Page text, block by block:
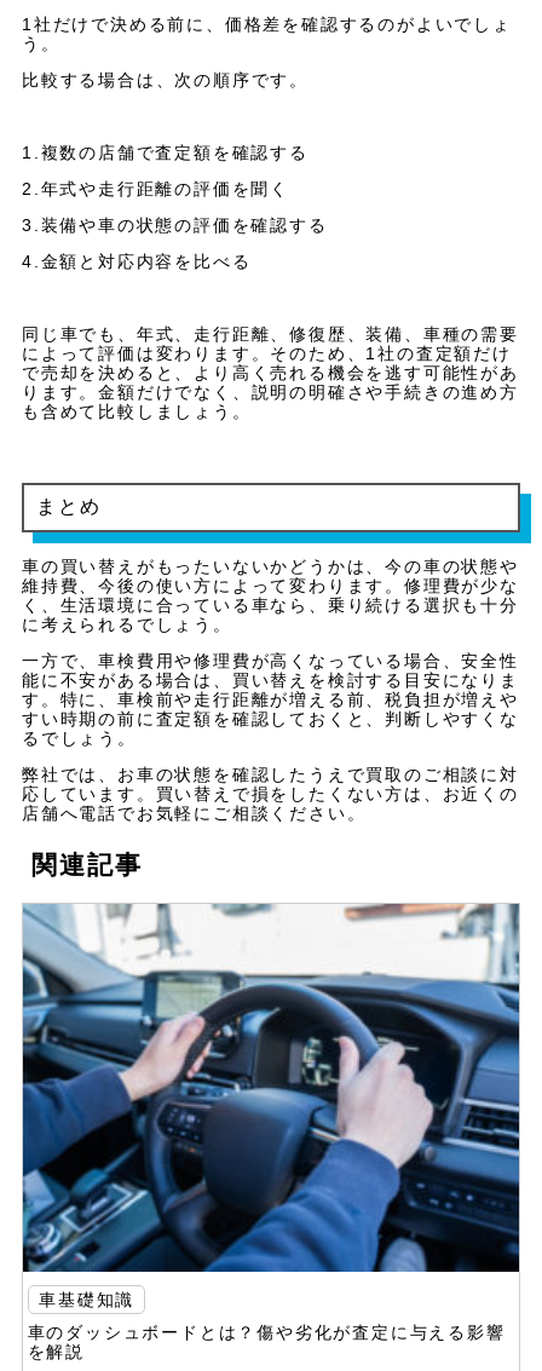
1社だけで決める前に、価格差を確認するのがよいでしょ
う。
比較する場合は、次の順序です。
1.複数の店舗で査定額を確認する
2.年式や走行距離の評価を聞く
3.装備や車の状態の評価を確認する
4.金額と対応内容を比べる
同じ車でも、年式、走行距離、修復歴、装備、車種の需要
によって評価は変わります。そのため、1社の査定額だけ
で売却を決めると、より高く売れる機会を逃す可能性があ
ります。金額だけでなく、説明の明確さや手続きの進め方
も含めて比較しましょう。
まとめ
車の買い替えがもったいないかどうかは、今の車の状態や
維持費、今後の使い方によって変わります。修理費が少な
く、生活環境に合っている車なら、乗り続ける選択も十分
に考えられるでしょう。
一方で、車検費用や修理費が高くなっている場合、安全性
能に不安がある場合は、買い替えを検討する目安になりま
す。特に、車検前や走行距離が増える前、税負担が増えや
すい時期の前に査定額を確認しておくと、判断しやすくな
るでしょう。
弊社では、お車の状態を確認したうえで買取のご相談に対
応しています。買い替えで損をしたくない方は、お近くの
店舗へ電話でお気軽にご相談ください。
関連記事
車基礎知識
車のダッシュボードとは？傷や劣化が査定に与える影響
を解説